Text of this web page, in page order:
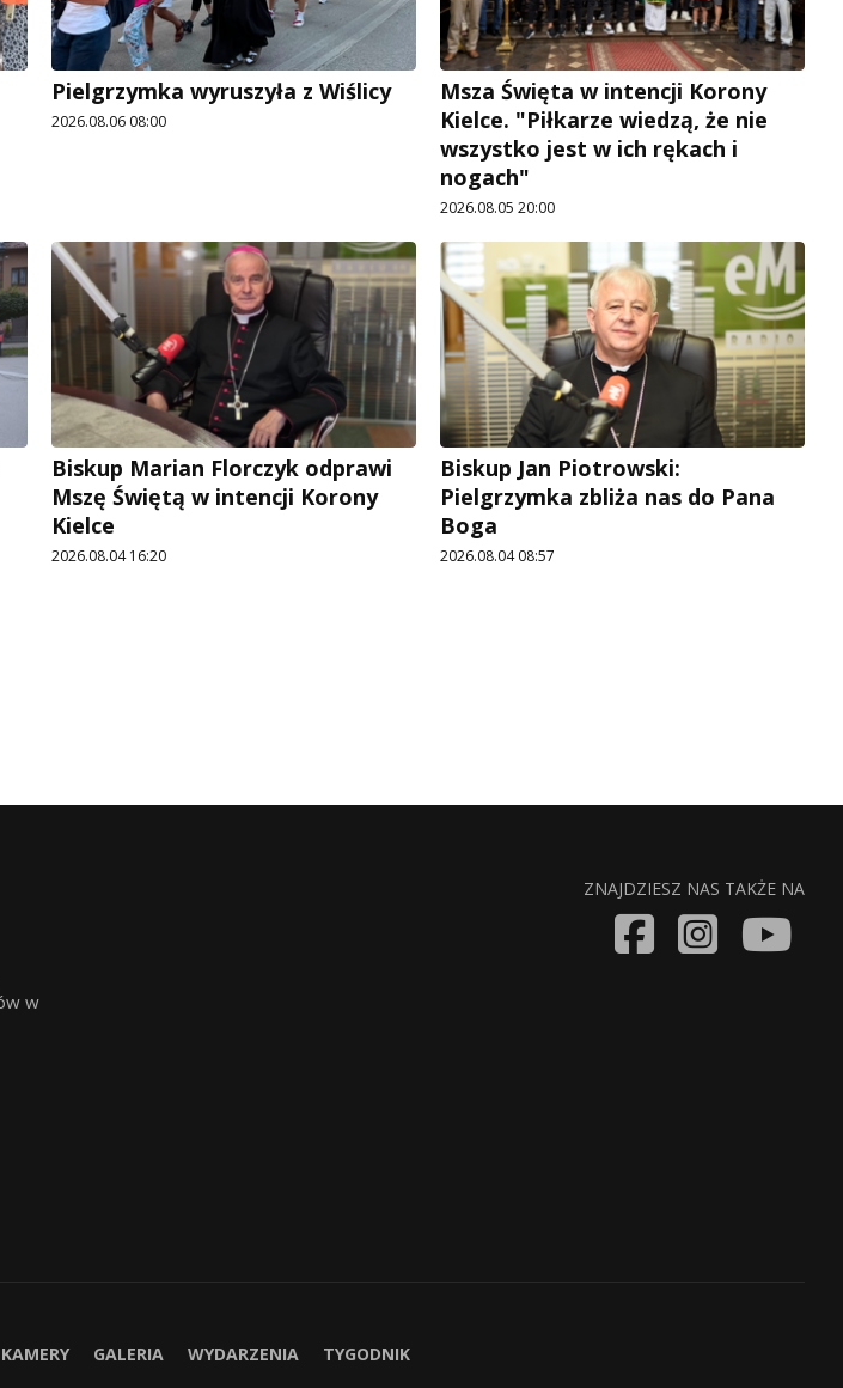
Pielgrzymka wyruszyła z Wiślicy
2026.08.06 08:00
Msza Święta w intencji Korony
Kielce. "Piłkarze wiedzą, że nie
wszystko jest w ich rękach i
nogach"
2026.08.05 20:00
Biskup Marian Florczyk odprawi
Mszę Świętą w intencji Korony
Kielce
2026.08.04 16:20
Biskup Jan Piotrowski:
Pielgrzymka zbliża nas do Pana
Boga
2026.08.04 08:57
w
ZNAJDZIESZ NAS TAKŻE NA
KAMERY GALERIA WYDARZENIA TYGODNIK